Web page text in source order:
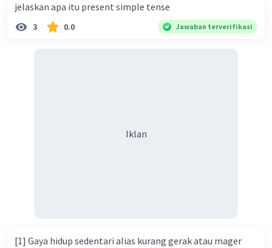
ton. Perbandingan berat beras kemasan 25 kg dan 50 kg
dalam truk adalah 1: 3. 9. Berdasarkan teks tersebut, jika
jelaskan apa itu present simple tense
3 0.0 Jawaban terverifikasi
Iklan
[1] Gaya hidup sedentari alias kurang gerak atau mager